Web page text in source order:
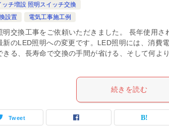
チ増設 照明スイッチ交換
設置
電気工事施工例
交換工事をご依頼いただきました。 長年使用さ
新のLED照明への変更です。LED照明には、消費
きる、長寿命で交換の手間が省ける、そして何よ
続きを読む
Tweet